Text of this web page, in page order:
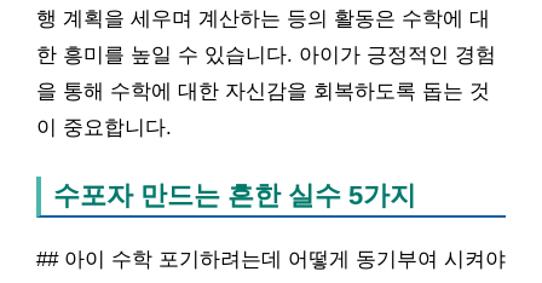
행 계획을 세우며 계산하는 등의 활동은 수학에 대
한 흥미를 높일 수 있습니다. 아이가 긍정적인 경험
을 통해 수학에 대한 자신감을 회복하도록 돕는 것
이 중요합니다.
수포자 만드는 흔한 실수 5가지
## 아이 수학 포기하려는데 어떻게 동기부여 시켜야